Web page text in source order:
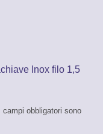
Inox filo 1,5
I campi obbligatori sono